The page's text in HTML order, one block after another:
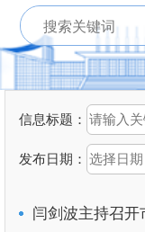
信息标题：
发布日期：